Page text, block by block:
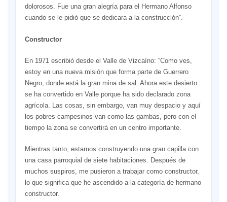
dolorosos. Fue una gran alegría para el Hermano Alfonso
cuando se le pidió que se dedicara a la construcción”.
Constructor
En 1971 escribió desde el Valle de Vizcaíno: “Como ves,
estoy en una nueva misión que forma parte de Guerrero
Negro, donde está la gran mina de sal. Ahora este desierto
se ha convertido en Valle porque ha sido declarado zona
agrícola. Las cosas, sin embargo, van muy despacio y aquí
los pobres campesinos van como las gambas, pero con el
tiempo la zona se convertirá en un centro importante.
Mientras tanto, estamos construyendo una gran capilla con
una casa parroquial de siete habitaciones. Después de
muchos suspiros, me pusieron a trabajar como constructor,
lo que significa que he ascendido a la categoría de hermano
constructor.